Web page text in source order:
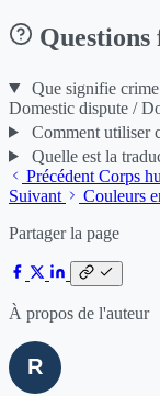
Questions
Que signifie
Domestic dispute /
Comment utiliser
Quelle est la
Précédent Corps
Suivant
Couleurs
Partager la page
À propos de l'auteur